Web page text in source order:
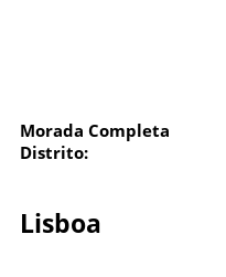
Morada Completa
Distrito:
Lisboa